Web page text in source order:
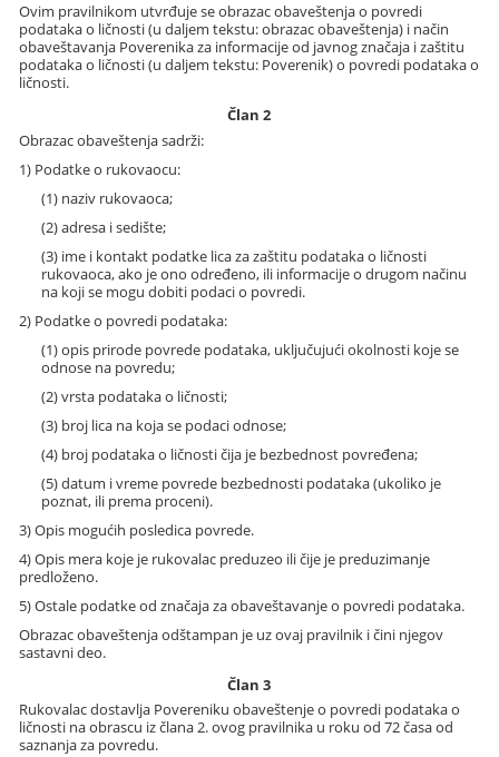
Ovim pravilnikom utvrđuje se obrazac obaveštenja o povredi
podataka o ličnosti (u daljem tekstu: obrazac obaveštenja) i način
obaveštavanja Poverenika za informacije od javnog značaja i zaštitu
podataka o ličnosti (u daljem tekstu: Poverenik) o povredi podataka o
ličnosti.
Član 2
Obrazac obaveštenja sadrži:
1) Podatke o rukovaocu:
(1) naziv rukovaoca;
(2) adresa i sedište;
(3) ime i kontakt podatke lica za zaštitu podataka o ličnosti
rukovaoca, ako je ono određeno, ili informacije o drugom načinu
na koji se mogu dobiti podaci o povredi.
2) Podatke o povredi podataka:
(1) opis prirode povrede podataka, uključujući okolnosti koje se
odnose na povredu;
(2) vrsta podataka o ličnosti;
(3) broj lica na koja se podaci odnose;
(4) broj podataka o ličnosti čija je bezbednost povređena;
(5) datum i vreme povrede bezbednosti podataka (ukoliko je
poznat, ili prema proceni).
3) Opis mogućih posledica povrede.
4) Opis mera koje je rukovalac preduzeo ili čije je preduzimanje
predloženo.
5) Ostale podatke od značaja za obaveštavanje o povredi podataka.
Obrazac obaveštenja odštampan je uz ovaj pravilnik i čini njegov
sastavni deo.
Član 3
Rukovalac dostavlja Povereniku obaveštenje o povredi podataka o
ličnosti na obrascu iz člana 2. ovog pravilnika u roku od 72 časa od
saznanja za povredu.